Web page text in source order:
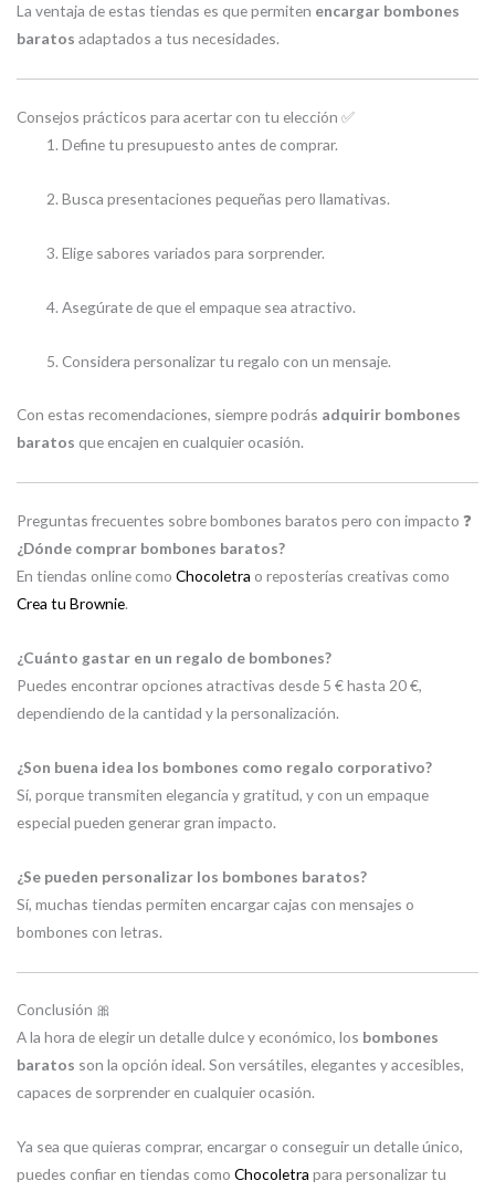
La ventaja de estas tiendas es que permiten encargar bombones
baratos adaptados a tus necesidades.
Consejos prácticos para acertar con tu elección ✅
Define tu presupuesto antes de comprar.
Busca presentaciones pequeñas pero llamativas.
Elige sabores variados para sorprender.
Asegúrate de que el empaque sea atractivo.
Considera personalizar tu regalo con un mensaje.
Con estas recomendaciones, siempre podrás adquirir bombones
baratos que encajen en cualquier ocasión.
Preguntas frecuentes sobre bombones baratos pero con impacto ❓
¿Dónde comprar bombones baratos?
En tiendas online como Chocoletra o reposterías creativas como
Crea tu Brownie.
¿Cuánto gastar en un regalo de bombones?
Puedes encontrar opciones atractivas desde 5 € hasta 20 €,
dependiendo de la cantidad y la personalización.
¿Son buena idea los bombones como regalo corporativo?
Sí, porque transmiten elegancia y gratitud, y con un empaque
especial pueden generar gran impacto.
¿Se pueden personalizar los bombones baratos?
Sí, muchas tiendas permiten encargar cajas con mensajes o
bombones con letras.
Conclusión 🎀
A la hora de elegir un detalle dulce y económico, los bombones
baratos son la opción ideal. Son versátiles, elegantes y accesibles,
capaces de sorprender en cualquier ocasión.
Ya sea que quieras comprar, encargar o conseguir un detalle único,
puedes confiar en tiendas como Chocoletra para personalizar tu